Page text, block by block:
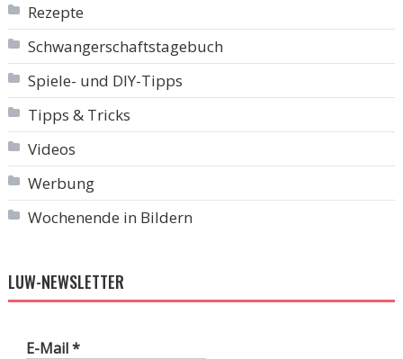
Rezepte
Schwangerschaftstagebuch
Spiele- und DIY-Tipps
Tipps & Tricks
Videos
Werbung
Wochenende in Bildern
LUW-NEWSLETTER
E-Mail*